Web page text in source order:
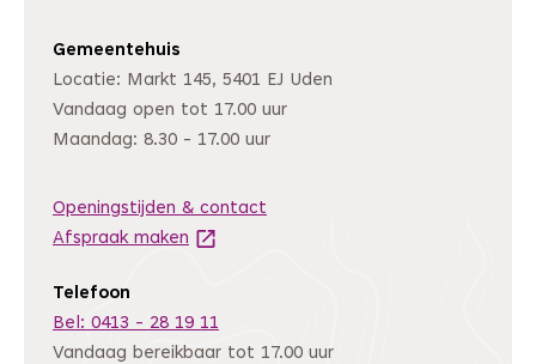
Gemeentehuis
Locatie: Markt 145, 5401 EJ Uden
Vandaag open tot 17.00 uur
Maandag: 8.30 - 17.00 uur
Openingstijden & contact
Afspraak maken (Deze link gaat naar een andere
Telefoon
Bel: 0413 - 28 19 11
Vandaag bereikbaar tot 17.00 uur